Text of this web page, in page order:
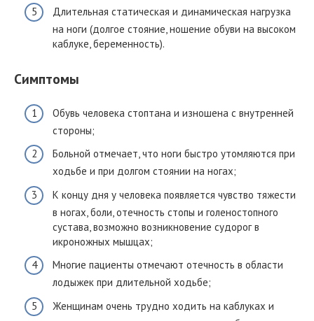
Длительная статическая и динамическая нагрузка
на ноги (долгое стояние, ношение обуви на высоком
каблуке, беременность).
Симптомы
Обувь человека стоптана и изношена с внутренней
стороны;
Больной отмечает, что ноги быстро утомляются при
ходьбе и при долгом стоянии на ногах;
К концу дня у человека появляется чувство тяжести
в ногах, боли, отечность стопы и голеностопного
сустава, возможно возникновение судорог в
икроножных мышцах;
Многие пациенты отмечают отечность в области
лодыжек при длительной ходьбе;
Женщинам очень трудно ходить на каблуках и